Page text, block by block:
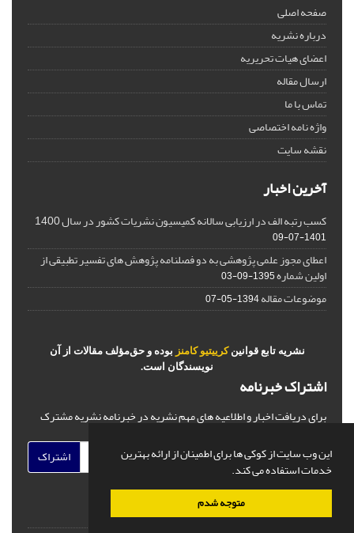
این وب سایت از کوکی ها برای اطمینان از ارائه بهترین
خدمات استفاده می کند.
متوجه شدم
صفحه اصلی
درباره نشریه
اعضای هیات تحریریه
ارسال مقاله
تماس با ما
واژه نامه اختصاصی
نقشه سایت
آخرین اخبار
کسب رتبه الف در ارزیابی سالانه کمیسیون نشریات کشور در سال 1400
1401-07-09
اعطای مجوز علمی پژوهشی به دو فصلنامه پژوهش های تفسیر تطبیقی از
اولین شماره1395-09-03
موضوعات مقاله1394-05-07
نشریه تابع قوانین کرییتیو کامنز بوده و حق‌مؤلف مقالات از آن
نویسندگان است.
اشتراک خبرنامه
برای دریافت اخبار و اطلاعیه های مهم نشریه در خبرنامه نشریه مشترک
اشتراک